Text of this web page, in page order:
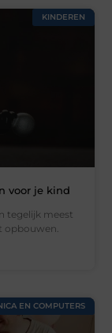
KINDEREN
voor je kind
tegelijk meest
opbouwen.
EN COMPUTERS